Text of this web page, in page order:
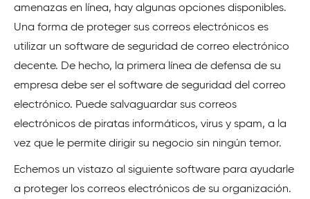
amenazas en línea, hay algunas opciones disponibles.
Una forma de proteger sus correos electrónicos es
utilizar un software de seguridad de correo electrónico
decente. De hecho, la primera línea de defensa de su
empresa debe ser el software de seguridad del correo
electrónico. Puede salvaguardar sus correos
electrónicos de piratas informáticos, virus y spam, a la
vez que le permite dirigir su negocio sin ningún temor.
Echemos un vistazo al siguiente software para ayudarle
a proteger los correos electrónicos de su organización.